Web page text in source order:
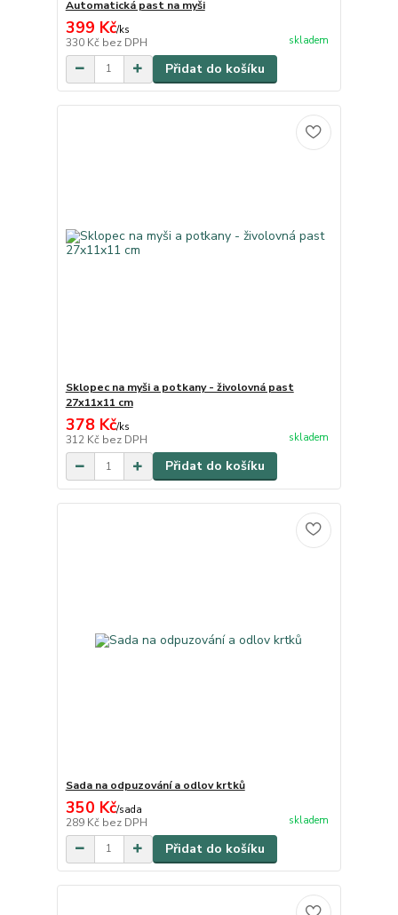
Automatická past na myši
399 Kč/ks
330 Kč bez DPH skladem
Přidat do košíku
Sklopec na myši a potkany - živolovná past
27x11x11 cm
378 Kč/ks
312 Kč bez DPH skladem
Přidat do košíku
Sada na odpuzování a odlov krtků
350 Kč/sada
289 Kč bez DPH skladem
Přidat do košíku